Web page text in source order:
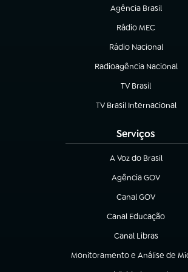
Agência Brasil
(abre em nova aba)
Rádio MEC
(abre em nova aba)
Rádio Nacional
Radioagência Nacional
(abre em nova aba)
TV Brasil
(abre em nova aba)
TV Brasil Internacional
(abre em nova aba)
Serviços
A Voz do Brasil
(abre em nova aba)
Agência GOV
(abre em nova aba)
Canal GOV
(abre em nova aba)
Canal Educação
(abre em nova aba)
Canal Libras
(abre em nova aba)
Monitoramento e Análise de
(abre em nova aba)